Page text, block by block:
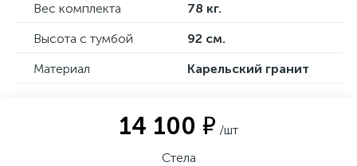
Вес комплекта
78 кг.
Высота с тумбой
92 см.
Материал
Карельский гранит
14 100 ₽ /шт
Стела